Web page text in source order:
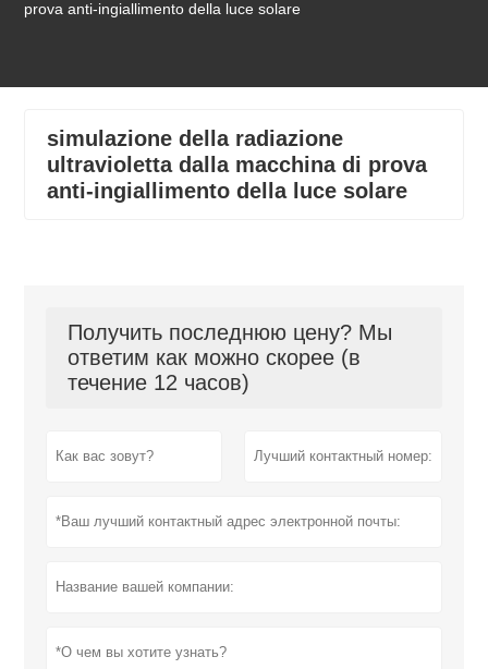
prova anti-ingiallimento della luce solare
simulazione della radiazione
ultravioletta dalla macchina di prova
anti-ingiallimento della luce solare
Получить последнюю цену? Мы
ответим как можно скорее (в
течение 12 часов)